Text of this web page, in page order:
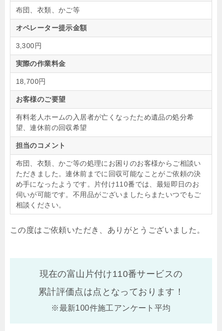
布団、衣類、かご等
オペレーター提示金額
3,300円
実際の作業料金
18,700円
お客様のご要望
有料老人ホームの入居者が亡くなったため遺品の処分希
望、連休前の回収希望
担当のコメント
布団、衣類、かご等の処理にお困りのお客様からご相談い
ただきました。連休前までに回収可能なことがご依頼の決
め手になったようです。片付け110番では、最短即日のお
伺いが可能です。不用品がございましたらまたいつでもご
相談ください。
この度はご依頼いただき、ありがとうございました。
現在の富山片付け110番サービスの
累計評価点は点となっております！
※最新100件施工アンケート平均